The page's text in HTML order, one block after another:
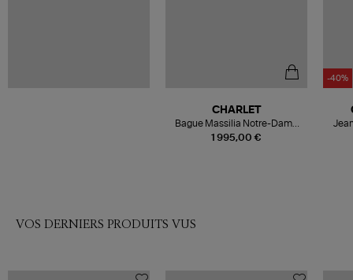
1 995,00 €
CHARLET
Bague Massilia Notre-Dame
de la Garde Or Jaune
-40%
VOS DERNIERS PRODUITS VUS